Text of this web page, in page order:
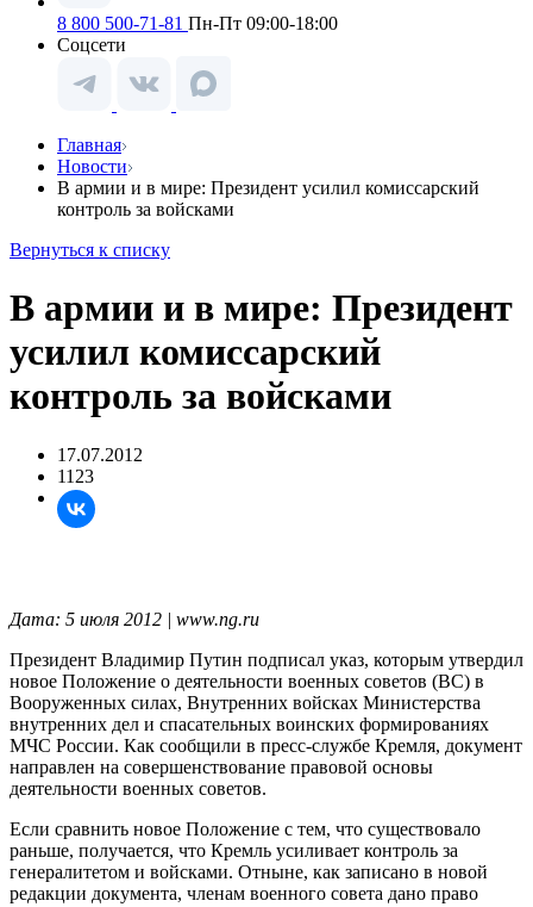
8 800 500-71-81 Пн-Пт 09:00-18:00
Соцсети
Главная
Новости
В армии и в мире: Президент усилил комиссарский
контроль за войсками
Вернуться к списку
В армии и в мире: Президент
усилил комиссарский
контроль за войсками
17.07.2012
1123
Дата: 5 июля 2012 | www.ng.ru
Президент Владимир Путин подписал указ, которым утвердил
новое Положение о деятельности военных советов (ВС) в
Вооруженных силах, Внутренних войсках Министерства
внутренних дел и спасательных воинских формированиях
МЧС России. Как сообщили в пресс-службе Кремля, документ
направлен на совершенствование правовой основы
деятельности военных советов.
Если сравнить новое Положение с тем, что существовало
раньше, получается, что Кремль усиливает контроль за
генералитетом и войсками. Отныне, как записано в новой
редакции документа, членам военного совета дано право